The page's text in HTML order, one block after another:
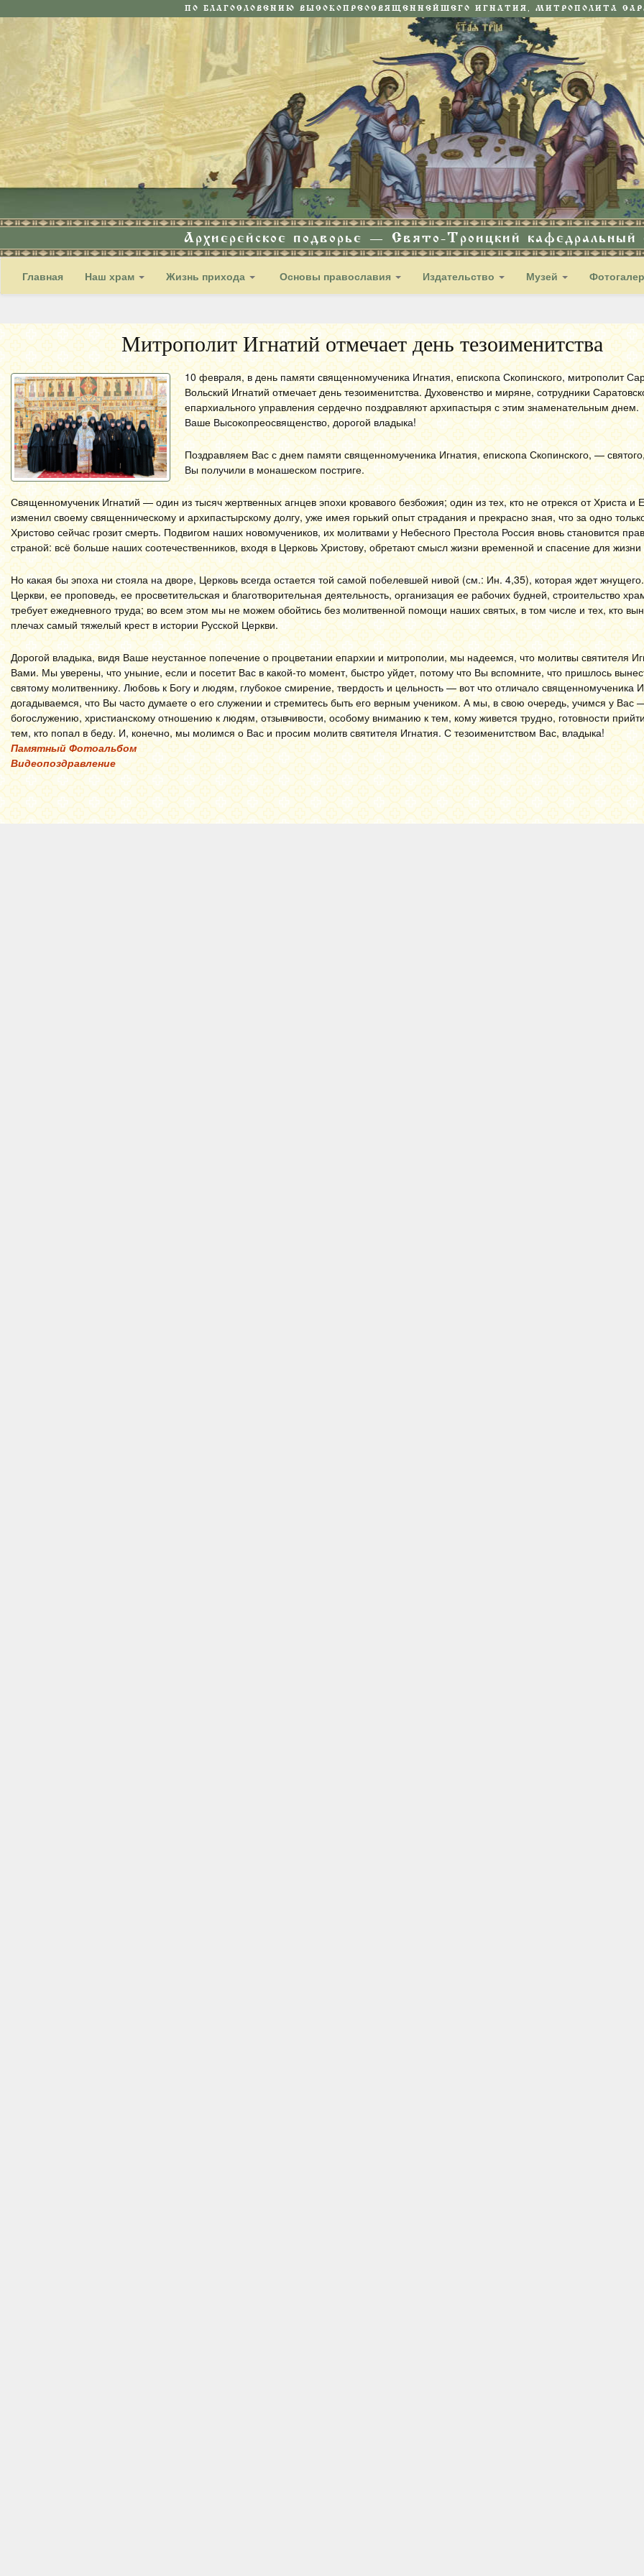
ПО БЛАГОСЛОВЕНИЮ ВЫСОКОПРЕОСВЯЩЕННЕЙШЕГО ИГНАТИЯ, МИТРОПОЛИТА
Архиерейское подворье — Свято-Троицкий кафедральный
Главная Наш храм Жизнь прихода Основы православия Издательство Музей
Митрополит Игнатий отмечает день тезоименитства
10 февраля, в день памяти священномученика Игнатия, епископа Скопинского, митрополит
Вольский Игнатий отмечает день тезоименитства. Духовенство и миряне, сотрудники
епархиального управления сердечно поздравляют архипастыря с этим знаменательным днем.
Ваше Высокопреосвященство, дорогой владыка!
Поздравляем Вас с днем памяти священномученика Игнатия, епископа Скопинского, —
Вы получили в монашеском постриге.
Священномученик Игнатий — один из тысяч жертвенных агнцев эпохи кровавого безбожия; один из тех, кто не отрекся от Христа и
изменил своему священническому и архипастырскому долгу, уже имея горький опыт страдания и прекрасно зная, что за одно
Христово сейчас грозит смерть. Подвигом наших новомучеников, их молитвами у Небесного Престола Россия вновь становится
страной: всё больше наших соотечественников, входя в Церковь Христову, обретают смысл жизни временной и спасение для жизни
Но какая бы эпоха ни стояла на дворе, Церковь всегда остается той самой побелевшей нивой (см.: Ин. 4,35), которая ждет
Церкви, ее проповедь, ее просветительская и благотворительная деятельность, организация ее рабочих будней, строительство
требует ежедневного труда; во всем этом мы не можем обойтись без молитвенной помощи наших святых, в том числе и тех, кто
плечах самый тяжелый крест в истории Русской Церкви.
Дорогой владыка, видя Ваше неустанное попечение о процветании епархии и митрополии, мы надеемся, что молитвы святителя
Вами. Мы уверены, что уныние, если и посетит Вас в какой-то момент, быстро уйдет, потому что Вы вспомните, что пришлось
святому молитвеннику. Любовь к Богу и людям, глубокое смирение, твердость и цельность — вот что отличало священномученика
догадываемся, что Вы часто думаете о его служении и стремитесь быть его верным учеником. А мы, в свою очередь, учимся у Вас
богослужению, христианскому отношению к людям, отзывчивости, особому вниманию к тем, кому живется трудно, готовности
тем, кто попал в беду. И, конечно, мы молимся о Вас и просим молитв святителя Игнатия. С тезоименитством Вас, владыка!
Памятный Фотоальбом
Видеопоздравление